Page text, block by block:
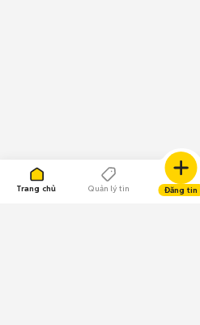
Trang chủ Quản lý tin Đăng tin